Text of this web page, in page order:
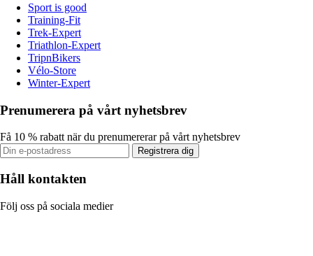
Sport is good
Training-Fit
Trek-Expert
Triathlon-Expert
TripnBikers
Vélo-Store
Winter-Expert
Prenumerera på vårt nyhetsbrev
Få 10 % rabatt när du prenumererar på vårt nyhetsbrev
Registrera dig
Håll kontakten
Följ oss på sociala medier